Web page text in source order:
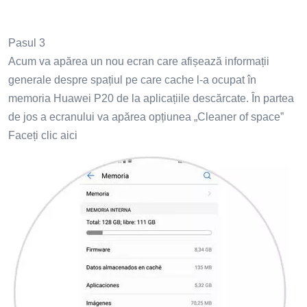
Pasul 3
Acum va apărea un nou ecran care afișează informații
generale despre spațiul pe care cache l-a ocupat în
memoria Huawei P20 de la aplicațiile descărcate. În partea
de jos a ecranului va apărea opțiunea „Cleaner of space”
Faceți clic aici